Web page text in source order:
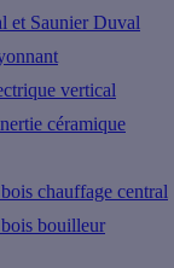
et Saunier Duval
vertical
céramique
chauffage central
bouilleur